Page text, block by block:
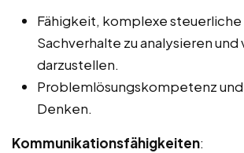
Fähigkeit, komplexe steuerliche
Sachverhalte zu analysieren
darzustellen.
Problemlösungskompetenz
Denken.
Kommunikationsfähigkeiten: